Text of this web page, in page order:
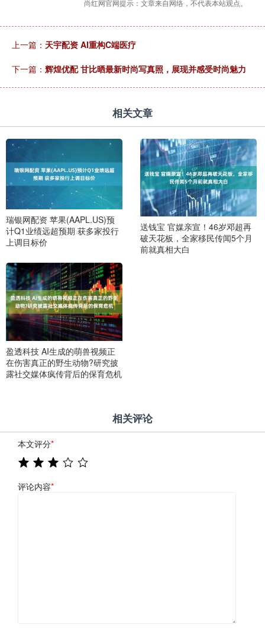
尚红网官网提示：文章来自网络，不代表本站观点。
上一篇： 天宇配资 AI重构C端医疗
下一篇： 辉煌优配 甘比晒最新时尚写真照，展现并感受时尚魅力
相关文章
瑞银网配资 苹果(AAPL.US)预
计Q1业绩远超预期 获多家投行
上调目标价
送钱宝 官媒亲宣！46岁邓超再
破天花板，全家移民传闻5个月
前就真相大白
盈透科技 AI生成的萌兽视频正
在伤害真正的野生动物?研究披
露社交媒体疯传背后的保育危机
相关评论
本文评分*
评论内容*